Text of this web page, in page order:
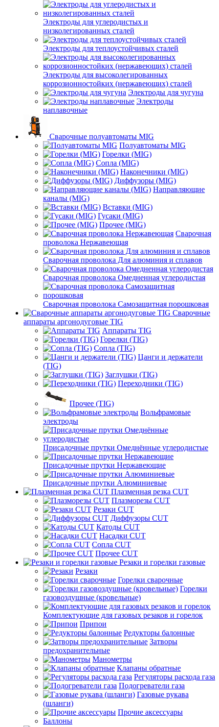
Электроды для углеродистых и
низколегированных сталей
Электроды для теплоустойчивых сталей
Электроды для высоколегированных
коррозионностойких (нержавеющих) сталей
Электроды для чугуна
Электроды
наплавочные
Сварочные полуавтоматы MIG
Полуавтоматы MIG
Горелки (MIG)
Сопла (MIG)
Наконечники (MIG)
Диффузоры (MIG)
Направляющие
каналы (MIG)
Вставки (MIG)
Гусаки (MIG)
Прочее (MIG)
Сварочная
проволока Нержавеющая
Сварочная проволока Для алюминия и сплавов
Сварочная проволока Омедненная углеродистая
Сварочная проволока Самозащитная порошковая
Сварочные
аппараты аргонодуговые TIG
Аппараты TIG
Горелки (TIG)
Сопла (TIG)
Цанги и держатели
(TIG)
Заглушки (TIG)
Переходники (TIG)
Прочее (TIG)
Вольфрамовые
электроды
Присадочные прутки Омеднённые углеродистые
Присадочные прутки Нержавеющие
Присадочные прутки Алюминиевые
Плазменная резка CUT
Плазморезы CUT
Резаки CUT
Диффузоры CUT
Катоды CUT
Насадки CUT
Сопла CUT
Прочее CUT
Резаки и горелки газовые
Резаки
Горелки сварочные
Горелки
газовоздушные (кровельные)
Комплектующие для газовых резаков и горелок
Припои
Редукторы балонные
Затворы
предохранительные
Манометры
Клапаны обратные
Регуляторы расхода газа
Подогреватели газа
Газовые рукава
(шланги)
Прочие аксессуары
Баллоны